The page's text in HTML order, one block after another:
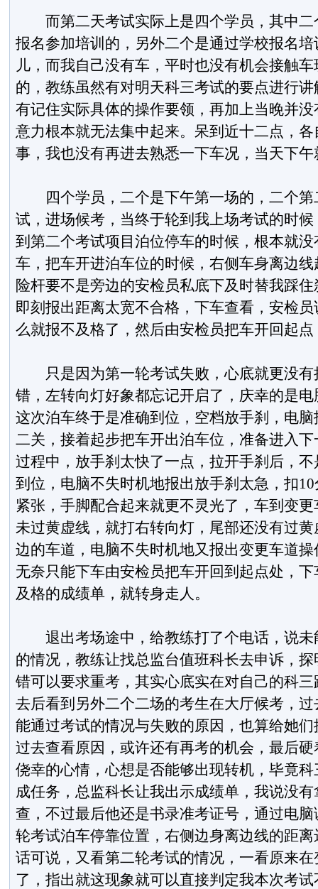
而第二天考试实际上是四个学员，其中二
报名参加培训的，另外二个是通过学校报名
儿，而我自己没有车，平时也没有机会接触
的，教练虽然有对明天科三考试的要点进行
有记住实际具体的操作要领，再加上当晚并
意力根本就无法集中起来。呆到近十二点，
事，我也没有再进去熟悉一下车况，当天下
四个学员，二个是下午第一场的，二个第
试，进场候考，当终于轮到我上场考试的时
到第二个考试项目泊位停车的时候，根本就
车，把车开进泊车位的时候，右侧车身离边
险杆要不是旁边的安检员私底下及时替我踩
即刻报出距离太宽不合格，下车查看，安检
么就报不及格了，然后由安检员把车开回起
只是因为第一轮考试失败，心底就更没有
错，左转向灯好象都忘记开启了，庆幸的是
这次泊车终于是准确到位，空档放手刹，电
二关，接着起步把车开出泊车位，准备进入
过程中，放手刹太快了一点，拉开手刹后，
到位，电脑不失时机地报出放手刹太急，扣
紧张，手脚配合起来就更不灵光了，车到变
未过黄虚线，就打右转向灯，尾部还没有过
边的车道，电脑不失时机地又报出变更车道
无奈只能下车由安检员把车开回到起点处，
及格的成绩单，就转身走人。
退出考场途中，给教练打了个电话，说未
的情况，教练让找总监台值班科长去申诉，
错可以要求重考，其实心底实在对自己的科
去后看到另外二个二场的考生在大厅候考，
能通过考试的情况与失败的原因，也算给她
过去查看原因，或许还有再考的机会，最后
侥幸的心情，心想是否能够出现转机，毕竟
成任务，总监科长让我出示成绩单，我说没
查，不过最后他还是书录准考证号，通过电
轮考试泊车停靠位置，右侧边身离边线的距
话可说，又看第二轮考试的情况，一看原来
了，指出就这现象就可以直接判定我本次考